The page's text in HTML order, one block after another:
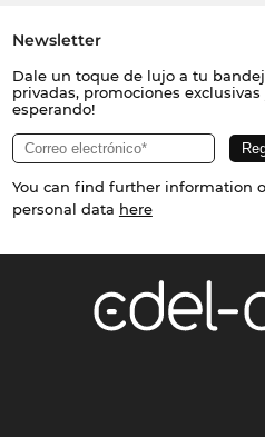
Newsletter
Dale un toque de lujo a tu
privadas, promociones
esperando!
You can find further information
personal data here